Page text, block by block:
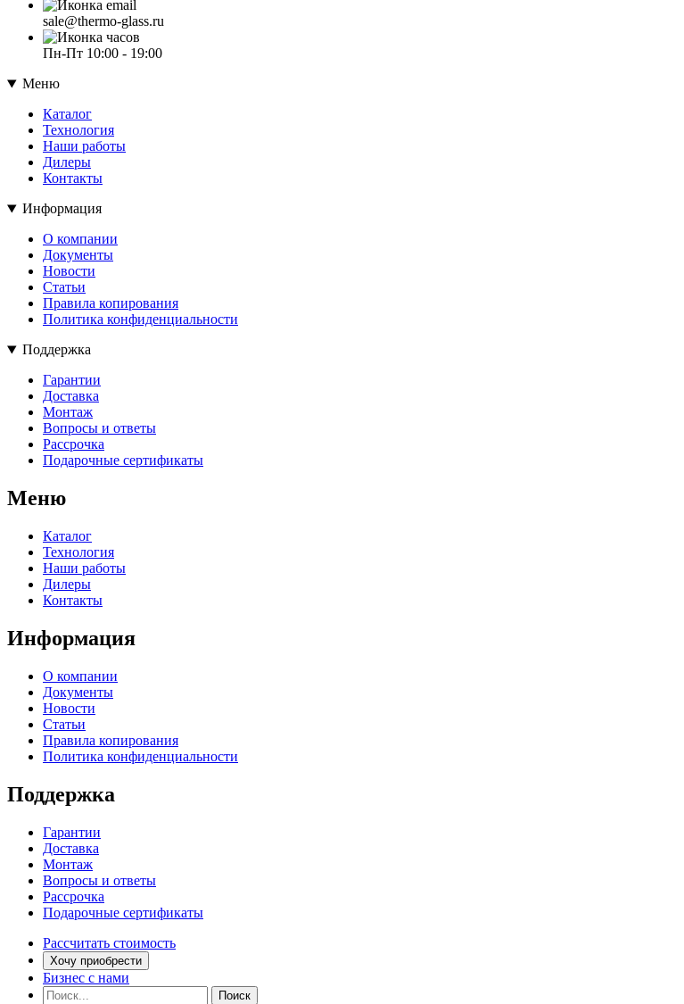
sale@thermo-glass.ru
Пн-Пт 10:00 - 19:00
Меню
Каталог
Технология
Наши работы
Дилеры
Контакты
Информация
О компании
Документы
Новости
Статьи
Правила копирования
Политика конфиденциальности
Поддержка
Гарантии
Доставка
Монтаж
Вопросы и ответы
Рассрочка
Подарочные сертификаты
Меню
Каталог
Технология
Наши работы
Дилеры
Контакты
Информация
О компании
Документы
Новости
Статьи
Правила копирования
Политика конфиденциальности
Поддержка
Гарантии
Доставка
Монтаж
Вопросы и ответы
Рассрочка
Подарочные сертификаты
Рассчитать стоимость
Хочу приобрести
Бизнес с нами
Найти:
Поиск